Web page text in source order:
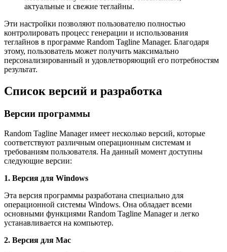
актуальные и свежие теглайны.
Эти настройки позволяют пользователю полностью
контролировать процесс генерации и использования
теглайнов в программе Random Tagline Manager. Благодаря
этому, пользователь может получить максимально
персонализированный и удовлетворяющий его потребностям
результат.
Список версий и разработка
Версии программы
Random Tagline Manager имеет несколько версий, которые
соответствуют различным операционным системам и
требованиям пользователя. На данный момент доступны
следующие версии:
1. Версия для Windows
Эта версия программы разработана специально для
операционной системы Windows. Она обладает всеми
основными функциями Random Tagline Manager и легко
устанавливается на компьютер.
2. Версия для Mac